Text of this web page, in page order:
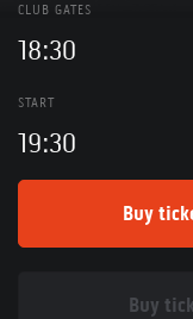
CLUB GATES
18:30
START
19:30
Buy
Buy